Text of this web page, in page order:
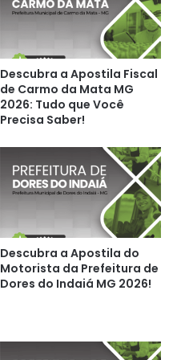
Descubra a Apostila Fiscal
de Carmo da Mata MG
2026: Tudo que Você
Precisa Saber!
Descubra a Apostila do
Motorista da Prefeitura de
Dores do Indaiá MG 2026!